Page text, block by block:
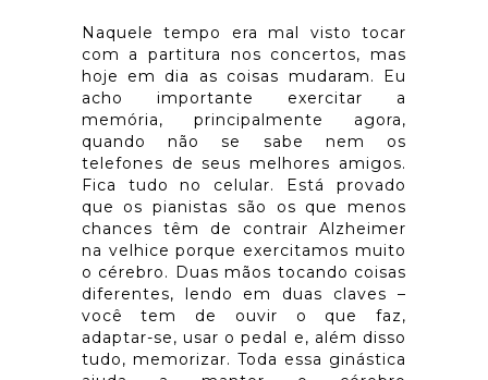
Naquele tempo era mal visto tocar
com a partitura nos concertos, mas
hoje em dia as coisas mudaram. Eu
acho importante exercitar a
memória, principalmente agora,
quando não se sabe nem os
telefones de seus melhores amigos.
Fica tudo no celular. Está provado
que os pianistas são os que menos
chances têm de contrair Alzheimer
na velhice porque exercitamos muito
o cérebro. Duas mãos tocando coisas
diferentes, lendo em duas claves –
você tem de ouvir o que faz,
adaptar-se, usar o pedal e, além disso
tudo, memorizar. Toda essa ginástica